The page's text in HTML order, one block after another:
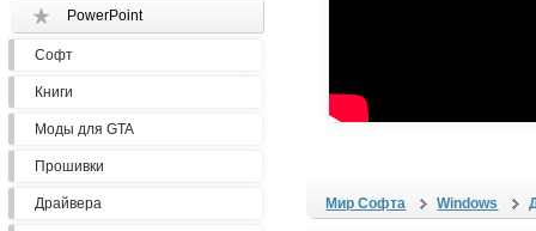
PowerPoint
Софт
Книги
Моды для GTA
Прошивки
Драйвера Мир Софта Windows